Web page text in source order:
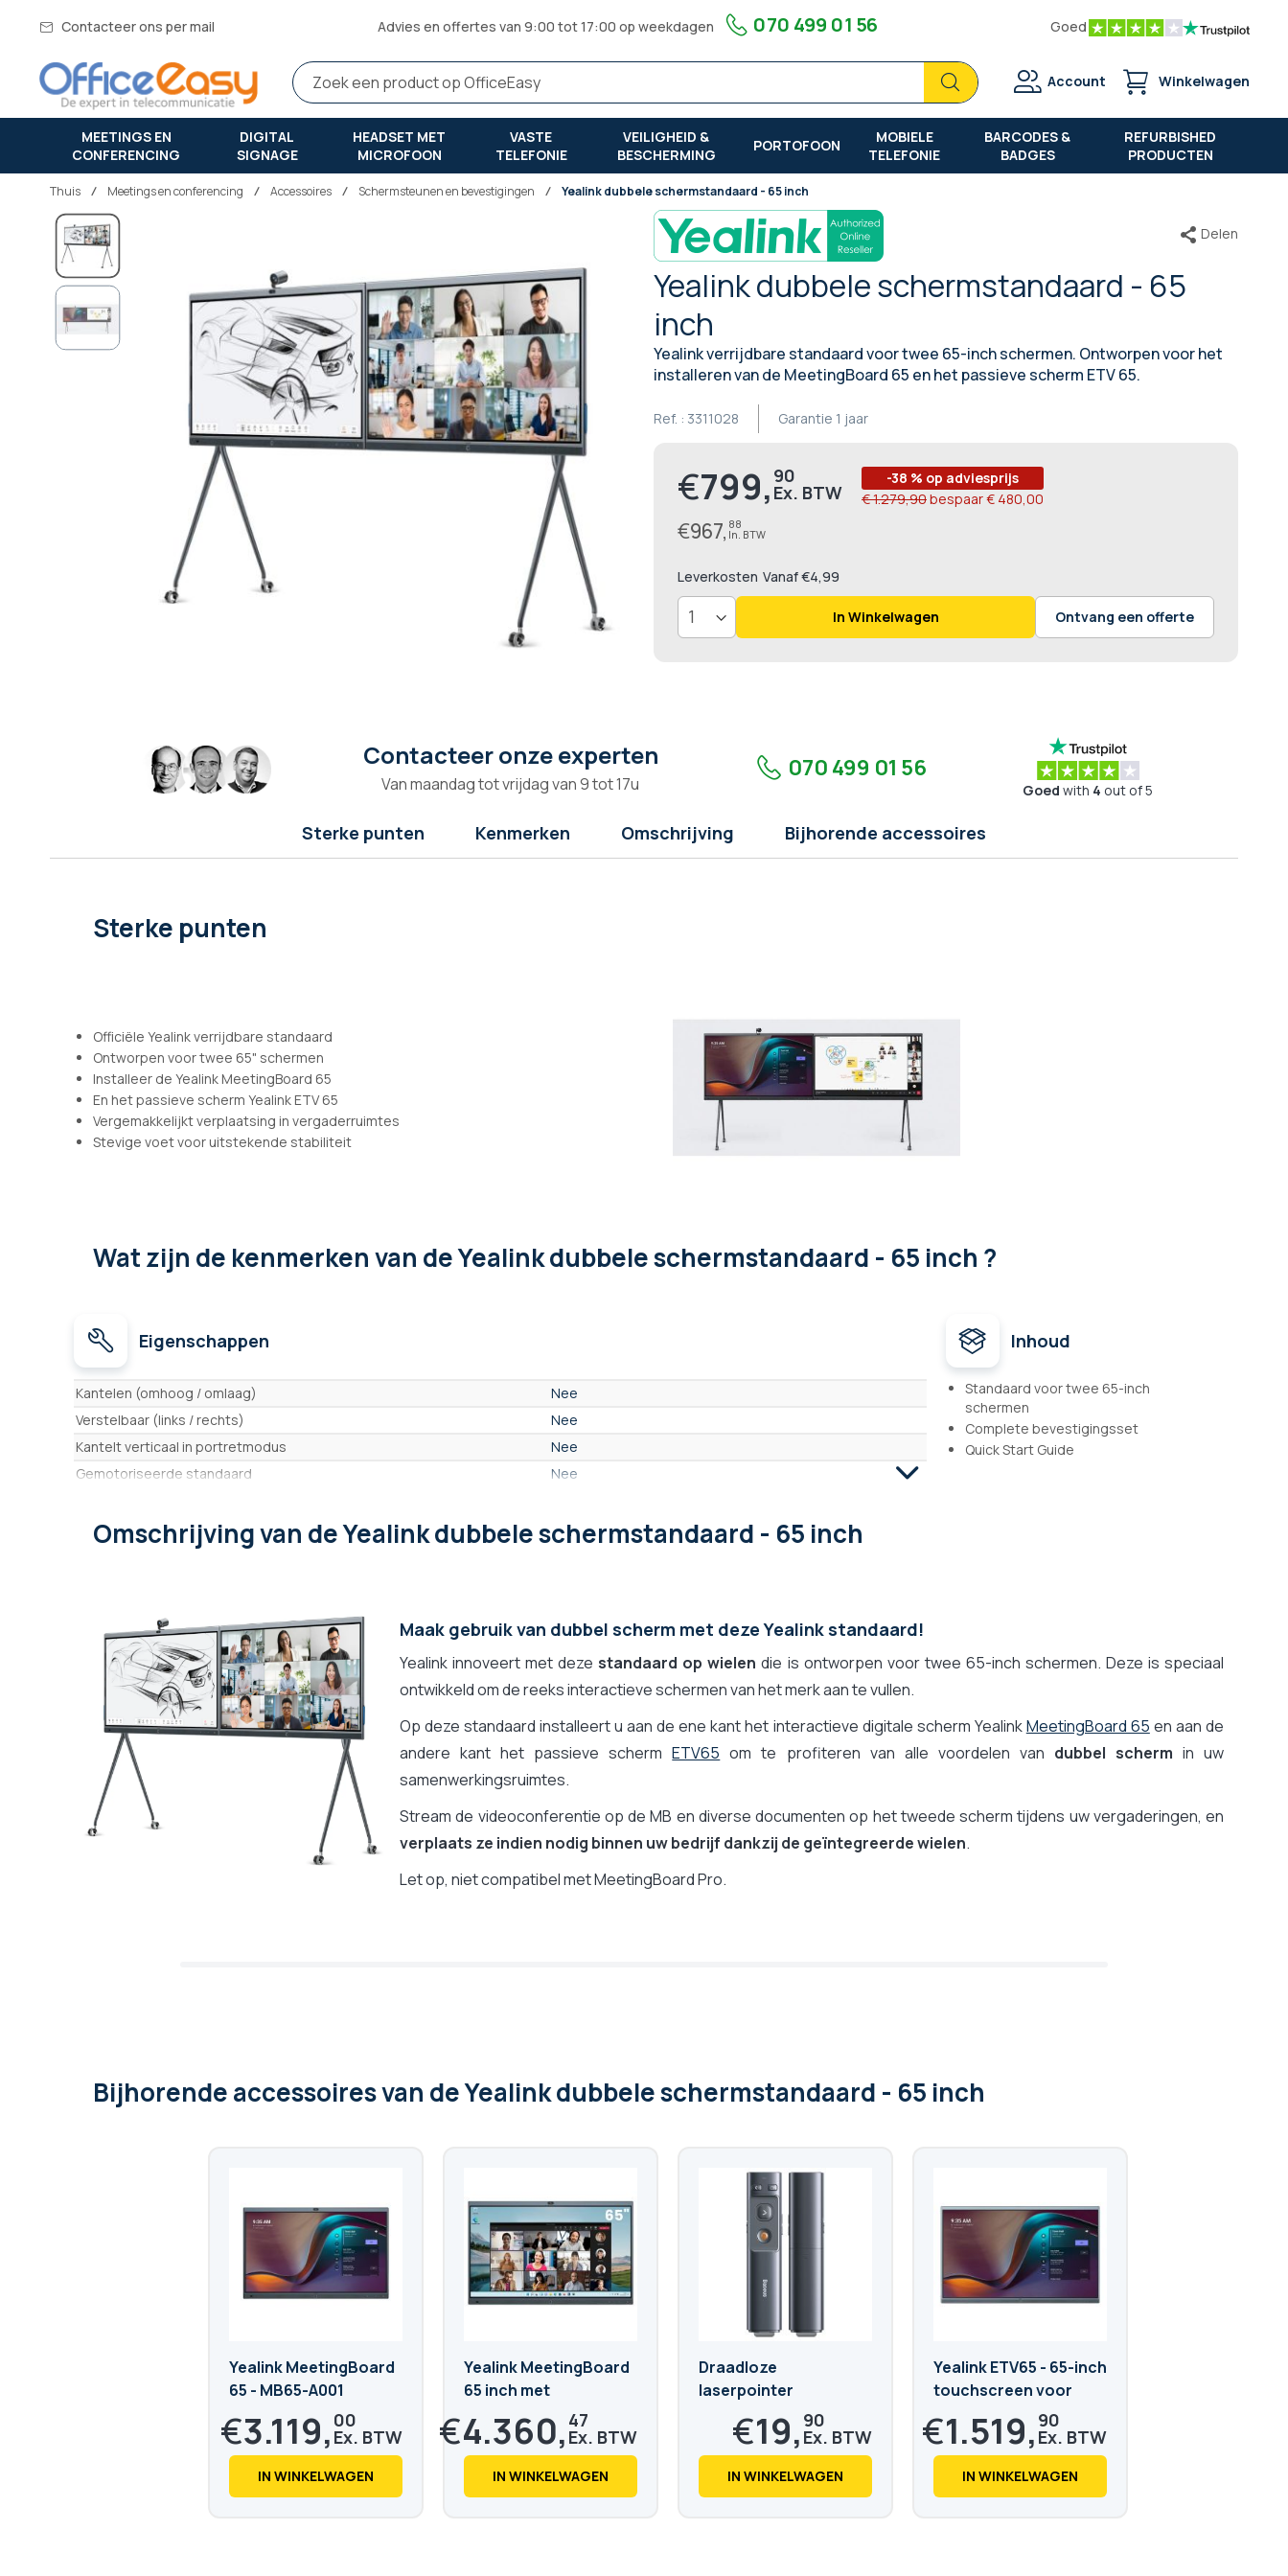
Contacteer ons per mail Advies en offertes van 9:00 tot 17:00 op weekdagen 070 499 01 56 Goed
Zoek
Zoek
Account Winkelwagen
MEETINGS EN
CONFERENCING
DIGITAL
SIGNAGE
HEADSET MET
MICROFOON
VASTE
TELEFONIE
VEILIGHEID &
BESCHERMING
PORTOFOON
MOBIELE
TELEFONIE
BARCODES &
BADGES
REFURBISHED
PRODUCTEN
Thuis meetings en conferencing Accessoires Schermsteunen en bevestigingen Yealink dubbele schermstandaard - 65 inch
Yealink dubbele schermstandaard - 65
inch
Yealink verrijdbare standaard voor twee 65-inch schermen. Ontworpen voor het
installeren van de MeetingBoard 65 en het passieve scherm ETV 65.
Garantie 1 jaar
Ref. : 3311028
Delen
Prijs
€799, 90
€967, 88
-38 % op adviesprijs
€ 1.279,90bespaar€ 480,00
Leverkosten Vanaf €4,99
In Winkelwagen Ontvang een offerte
Ga
naar
het
einde
van
de
afbeeldingen-
gallerij
afbeeldingen-
Contacteer onze experten
Van maandag tot vrijdag van 9 tot 17u
070 499 01 56
Goed with 4 out of 5
Sterke punten Kenmerken Omschrijving Bijhorende accessoires
Sterke punten
Officiële Yealink verrijdbare standaard
Ontworpen voor twee 65" schermen
Installeer de Yealink MeetingBoard 65
En het passieve scherm Yealink ETV 65
Vergemakkelijkt verplaatsing in vergaderruimtes
Stevige voet voor uitstekende stabiliteit
Wat zijn de kenmerkenvan de Yealink dubbele schermstandaard - 65 inch ?
Eigenschappen
Eigenschappen
Kantelen (omhoog / omlaag)
Nee
Verstelbaar (links / rechts)
Nee
Kantelt verticaal in portretmodus
Nee
Gemotoriseerde standaard
Nee
Type bevestiging
Op de grond - rolstandaard
Camerabevestiging inbegrepen
Inhoud
Standaard voor twee 65-inch
schermen
Complete bevestigingsset
Quick Start Guide
Omschrijvingvan de Yealink dubbele schermstandaard - 65 inch
Maak gebruik van dubbel scherm met deze Yealink standaard!
Yealink innoveert met dezestandaard op wielen die is ontworpen voor twee 65-inch schermen. Deze is speciaal
ontwikkeld om de reeks interactieve schermen van het merk aan te vullen.
Op deze standaard installeert u aan de ene kant het interactieve digitale scherm YealinkMeetingBoard 65 en aan de
andere kant het passieve schermETV65 om te profiteren van alle voordelen van dubbel scherm in uw
samenwerkingsruimtes.
Stream de videoconferentie op de MB en diverse documenten op het tweede scherm tijdens uw vergaderingen, en
verplaats ze indien nodig binnen uw bedrijf dankzij de geïntegreerde wielen.
Let op, niet compatibel met MeetingBoard Pro.
Bijhorende accessoiresvan de Yealink dubbele schermstandaard - 65 inch
Yealink MeetingBoard
65 - MB65-A001
€3.119, 00
€ 3.773,
IN WINKELWAGEN
Yealink MeetingBoard
65 inch met
geïntegreerde
Windows
€4.360, 47
5.276,IN WINKELWAGEN
Draadloze
laserpointer
€19, 90
€24,
IN WINKELWAGEN
Yealink ETV65 - 65-inch
touchscreen voor
MeetingBoard
€1.519, 90
1.839,IN WINKELWAGEN